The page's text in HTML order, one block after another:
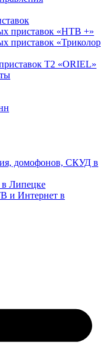
приставок «НТВ +»
приставок «Триколор
Т2 «ORIEL»
домофонов, СКУД в
в Липецке
и Интернет в